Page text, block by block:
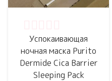
Успокаивающая
ночная маска Purito
Dermide Cica Barrier
Sleeping Pack